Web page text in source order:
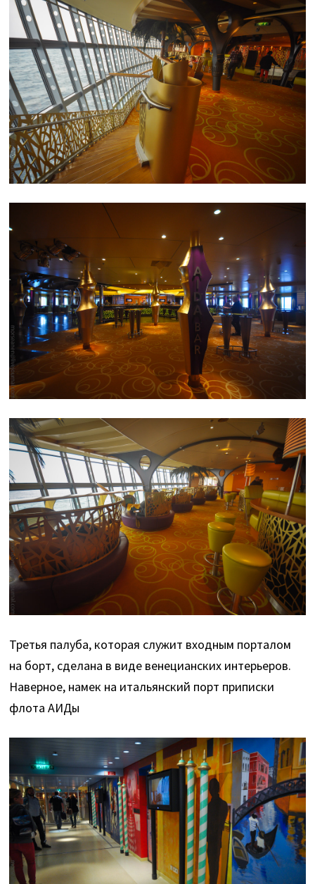
Третья палуба, которая служит входным порталом
на борт, сделана в виде венецианских интерьеров.
Наверное, намек на итальянский порт приписки
флота АИДы